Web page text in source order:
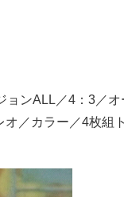
ンALL／4：3／オ
／カラー／4枚組